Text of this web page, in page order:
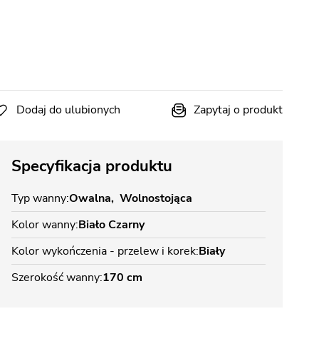
Dodaj do ulubionych Zapytaj o produkt
Specyfikacja produktu
Typ wannyOwalna Wolnostojąca
Kolor wanny Biało Czarny
Kolor wykończenia - przelew i korek Biały
Szerokość wanny 170 cm